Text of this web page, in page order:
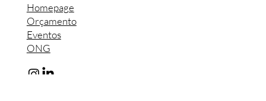
Homepage
Orçamento
Eventos
ONG